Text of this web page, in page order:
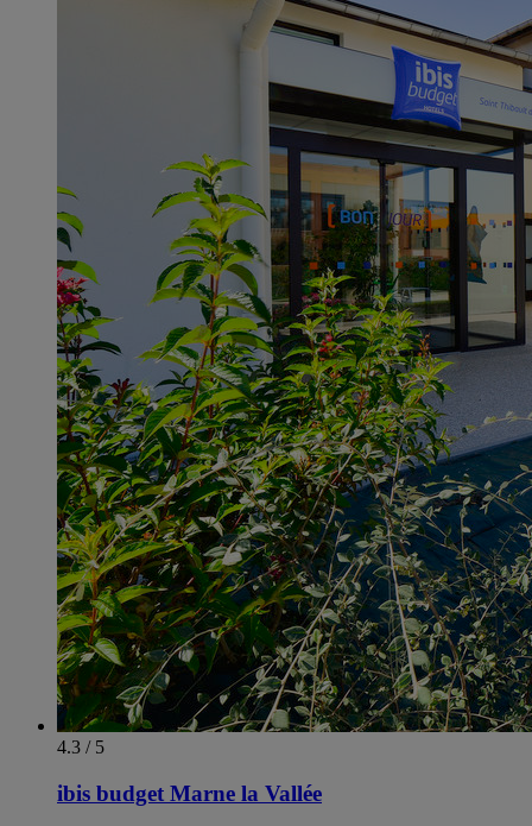
4.3 / 5
ibis budget Marne la Vallée